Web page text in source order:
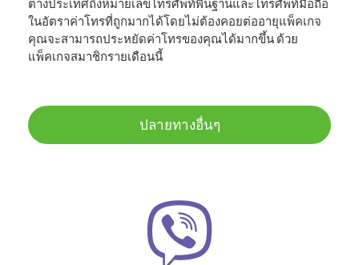
ต่างประเทศถึงหมายเลขโทรศัพท์พื้นฐานและโทรศัพท์มือถือ
ในอัตราค่าโทรที่ถูกมากได้โดยไม่ต้องคอยต่ออายุแพ็คเกจ
คุณจะสามารถประหยัดค่าโทรของคุณได้มากขึ้น ด้วย
แพ็คเกจสมาชิกรายเดือนนี้
ปลายทางอื่นๆ